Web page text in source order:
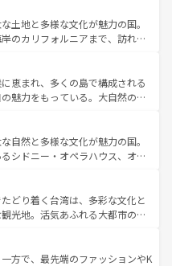
。、スイスならではのユニークな
光だけでなく町歩きも満喫する
が高いため物価も高いが、旅行
むこともできる。 なお、新
ツ一覧 を参照してほしい。
土地と多様な文化が魅力の国。
のカリフォルニアまで、訪れる
、ショッピング、エンターテイ
なスポットだ。一方、アメリカ
グランドキャニオンやイエロー
、音楽と美食が融合した独特の
リカの各地域で異なる魅力を楽
豊かな歴史を感じることができ
新着のアメリカ
照してほしい。
恵まれ、多くの島で構成される
魅力をもっている。大自然の神
、定番の観光地といえばオアフ
るならマウイ島やカウアイ島が
ーンに輝く海をはじめ、豊かな
る人々を迎えてくれるハワイの
ードやハワイアンミュージッ
ど、すべてがハワイの魅力を彩
のハワイ情報
てほしい。
自然と多様な文化が魅力の国。
シドニー・オペラハウス、オー
そびえるウルル（エアーズロッ
原生林やケアンズの熱帯雨林な
また、カフェやワイン、オージ
実しており、サーフィンやダイ
アウトドア好きにはたまらな
どり着く台湾は、多彩な文化と
光地。活気あふれる大都市の台
ある台湾東部など、都市の喧騒
おり、訪れる人に新しい発見と
方で、最先端のファッションやK